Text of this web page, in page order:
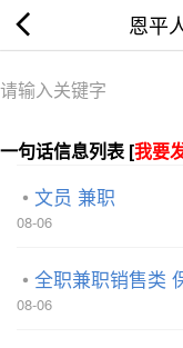
恩平
一句话信息列表 [我要
文员 兼职
08-06
全职兼职销售类
08-06